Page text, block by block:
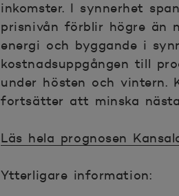
inkomster. I synnerhet
prisnivån förblir högre än
energi och byggande i
kostnadsuppgången till
under hösten och vintern.
fortsätter att minska
Läs hela prognosen
Ytterligare information: